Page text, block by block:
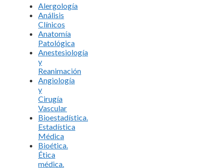
Alergología
Análisis
Clínicos
Anatomía
Patológica
Anestesiología
y
Reanimación
Angiología
y
Cirugía
Vascular
Bioestadística.
Estadística
Médica
Bioética.
Ética
médica.